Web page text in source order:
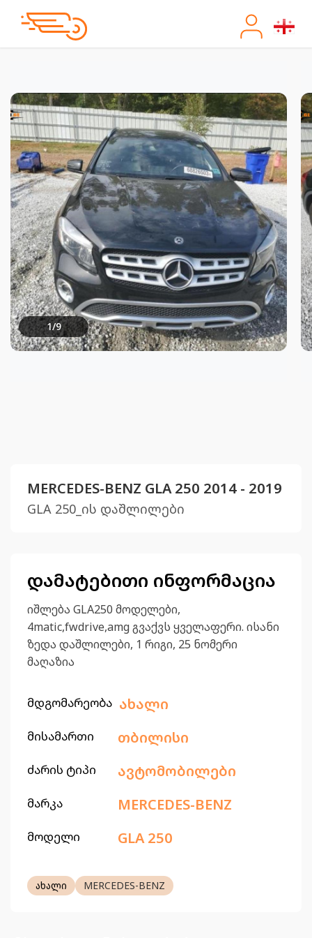
1/9
MERCEDES-BENZ GLA 250 2014 - 2019
GLA 250_ის დაშლილები
დამატებითი ინფორმაცია
იშლება GLA250 მოდელები,
4matic,fwdrive,amg გვაქვს ყველაფერი. ისანი
ზედა დაშლილები, 1 რიგი, 25 ნომერი
მაღაზია
მდგომარეობა ახალი
მისამართი თბილისი
ძარის ტიპი ავტომობილები
მარკა MERCEDES-BENZ
მოდელი GLA 250
ახალი MERCEDES-BENZ